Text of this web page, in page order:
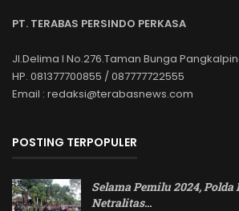
PT. TERABAS PERSINDO PERKASA
Jl.Delima I No.276.Taman Bunga
HP. 081377700855 / 087777722555
Email : redaksi@terabasnews.com
POSTING TERPOPULER
Selama Pemilu 2024,
Netralitas…